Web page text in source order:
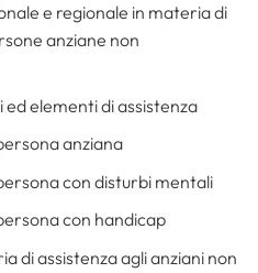
e regionale in materia di
anziane non
elementi di assistenza
anziana
con disturbi mentali
con handicap
di assistenza agli anziani non